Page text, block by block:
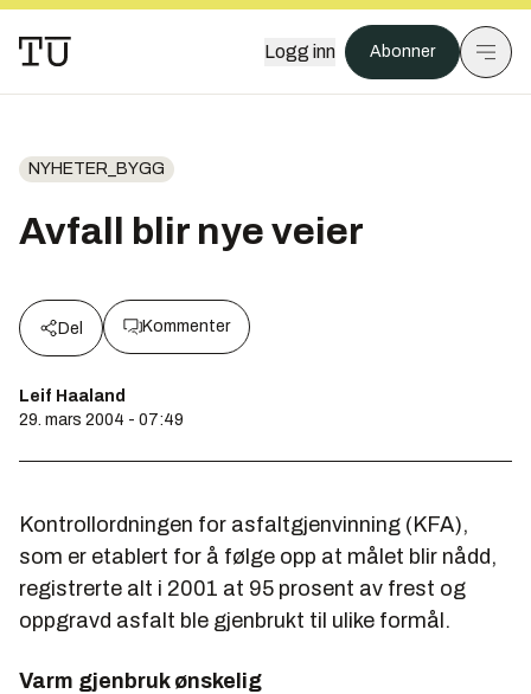
Logg inn Abonner
NYHETER_BYGG
Avfall blir nye veier
Del Kommenter
Leif Haaland
29. mars 2004 - 07:49
Kontrollordningen for asfaltgjenvinning (KFA),
som er etablert for å følge opp at målet blir nådd,
registrerte alt i 2001 at 95 prosent av frest og
oppgravd asfalt ble gjenbrukt til ulike formål.
Varm gjenbruk ønskelig